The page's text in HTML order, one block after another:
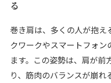
る
巻き肩は、多くの人が抱え
クワークやスマートフォ
ます。この姿勢は、肩が
り、筋肉のバランスが崩